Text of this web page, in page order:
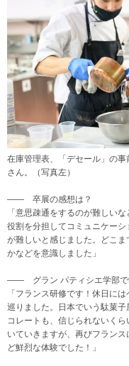
在庫管理表、「デセール」の
さん。（写真左）
―― 卒展の感想は？
「意思疎通をするのが難しい
役割を分担してコミュニケー
が難しいと感じました。どこ
かなどを意識しました」
―― グラン パティシエ学部で
「フランス研修です！休日に
巡りました。日本でいう駄菓
コレートも、信じられないく
いていきますが、再びフラン
ど鮮烈な体験でした！」